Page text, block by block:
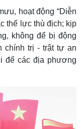
hoạt động “Diễn
thế lực thù địch; kịp
không để bị động
chính trị - trật tự an
để các địa phương